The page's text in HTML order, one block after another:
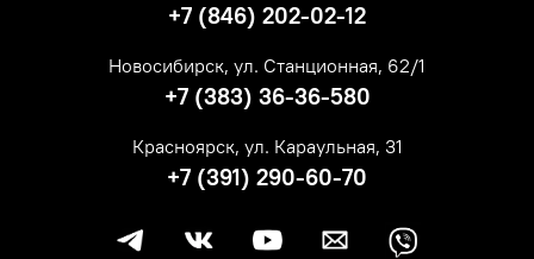
+7 (846) 202-02-12
Новосибирск, ул. Станционная, 62/1
+7 (383) 36-36-580
Красноярск, ул. Караульная, 31
+7 (391) 290-60-70